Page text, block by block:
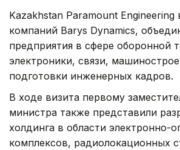
Kazakhstan Paramount Engineering
компаний Barys Dynamics,
предприятия в сфере оборонной
электроники, связи,
подготовки инженерных кадров.
В ходе визита первому
министра также представили
холдинга в области электронно-
комплексов, радиолокационных